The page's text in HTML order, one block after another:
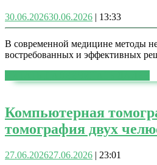
30.06.202630.06.2026 | 13:33
В современной медицине методы
востребованных и эффективных
Компьютерная
томография двух
27.06.202627.06.2026 | 23:01